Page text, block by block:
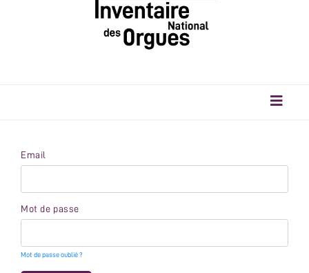
Email
Mot de passe
Mot de passe oublié ?